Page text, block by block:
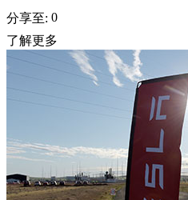
分享至: 0
了解更多